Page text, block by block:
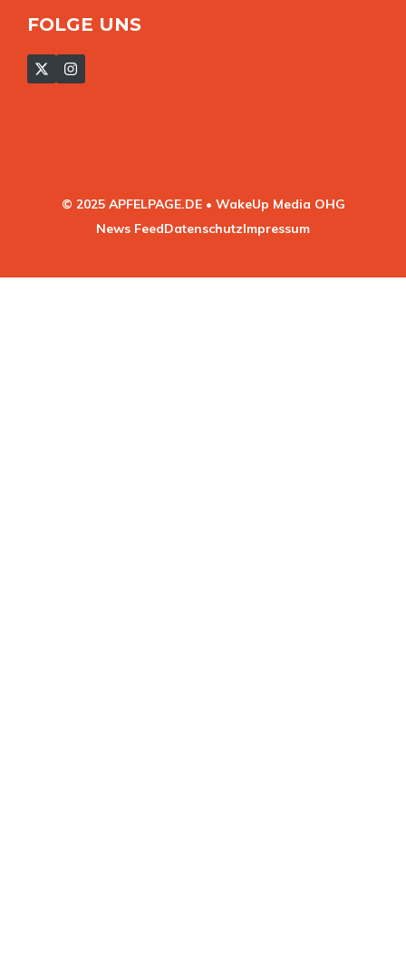
FOLGE UNS
© 2025 APFELPAGE.DE • WakeUp Media OHG
News FeedDatenschutzImpressum